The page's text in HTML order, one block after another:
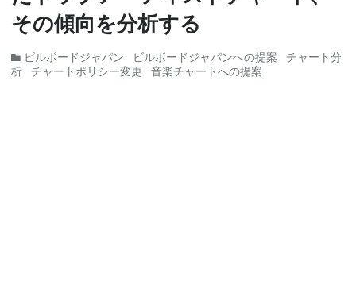
その傾向を分析する
ビルボードジャパン ビルボードジャパンへの提案
チャート分
析
チャートポリシー変更 音楽チャートへの提案